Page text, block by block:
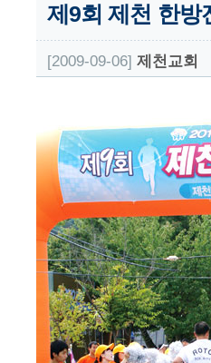
제9회 제천 한방
[2009-09-06] 제천교회